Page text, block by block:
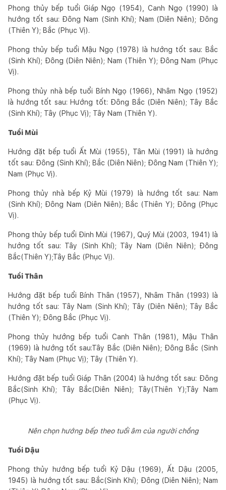
Phong thủy bếp tuổi Giáp Ngọ (1954), Canh Ngọ (1990) là
hướng tốt sau: Đông Nam (Sinh Khí); Nam (Diên Niên); Đông
(Thiên Y); Bắc (Phục Vị).
Phong thủy bếp tuổi Mậu Ngọ (1978) là hướng tốt sau: Bắc
(Sinh Khí); Đông (Diên Niên); Nam (Thiên Y); Đông Nam (Phục
Vị).
Phong thủy nhà bếp tuổi Bính Ngọ (1966), Nhâm Ngọ (1952)
là hướng tốt sau: Hướng tốt: Đông Bắc (Diên Niên); Tây Bắc
(Sinh Khí); Tây (Phục Vị); Tây Nam (Thiên Y).
Tuổi Mùi
Hướng đặt bếp tuổi Ất Mùi (1955), Tân Mùi (1991) là hướng
tốt sau: Đông (Sinh Khí); Bắc (Diên Niên); Đông Nam (Thiên Y);
Nam (Phục Vị).
Phong thủy nhà bếp Kỷ Mùi (1979) là hướng tốt sau: Nam
(Sinh Khí); Đông Nam (Diên Niên); Bắc (Thiên Y); Đông (Phục
Vị).
Phong thủy bếp tuổi Đinh Mùi (1967), Quý Mùi (2003, 1941) là
hướng tốt sau: Tây (Sinh Khí); Tây Nam (Diên Niên); Đông
Bắc(Thiên Y);Tây Bắc (Phục Vị).
Tuổi Thân
Hướng đặt bếp tuổi Bính Thân (1957), Nhâm Thân (1993) là
hướng tốt sau: Tây Nam (Sinh Khí); Tây (Diên Niên); Tây Bắc
(Thiên Y); Đông Bắc (Phục Vị).
Phong thủy hướng bếp tuổi Canh Thân (1981), Mậu Thân
(1969) là hướng tốt sau:Tây Bắc (Diên Niên); Đông Bắc (Sinh
Khí); Tây Nam (Phục Vị); Tây (Thiên Y).
Hướng đặt bếp tuổi Giáp Thân (2004) là hướng tốt sau: Đông
Bắc(Sinh Khí); Tây Bắc(Diên Niên); Tây(Thiên Y);Tây Nam
(Phục Vị).
Nên chọn hướng bếp theo tuổi âm của người chồng
Tuổi Dậu
Phong thủy hướng bếp tuổi Kỷ Dậu (1969), Ất Dậu (2005,
1945) là hướng tốt sau: Bắc(Sinh Khí); Đông (Diên Niên); Nam